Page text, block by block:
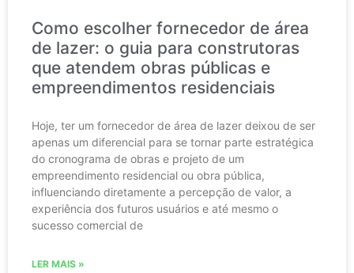
Como escolher fornecedor de área
de lazer: o guia para construtoras
que atendem obras públicas e
empreendimentos residenciais
Hoje, ter um fornecedor de área de lazer deixou de ser
apenas um diferencial para se tornar parte estratégica
do cronograma de obras e projeto de um
empreendimento residencial ou obra pública,
influenciando diretamente a percepção de valor, a
experiência dos futuros usuários e até mesmo o
sucesso comercial de
LER MAIS »